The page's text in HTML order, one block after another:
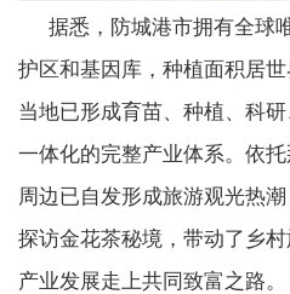
据悉，防城港市拥有全球
护区和基因库，种植面积居
当地已形成育苗、种植、科
一体化的完整产业体系。依
周边已自发形成旅游观光热
探访金花茶秘境，带动了乡
产业发展走上共同致富之路。